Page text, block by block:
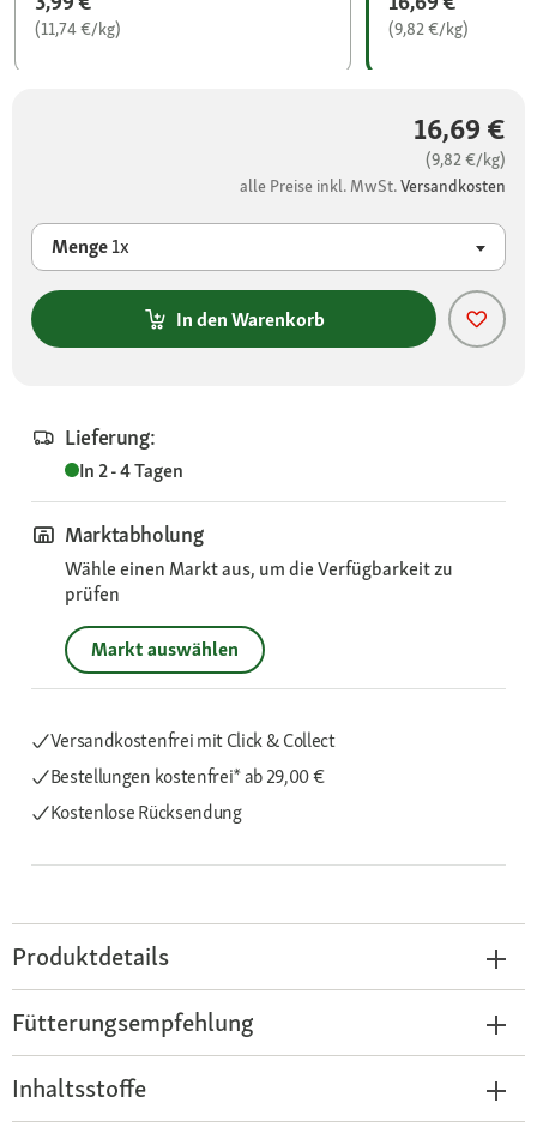
(11,74 €/kg) (9,82 €/kg)
16,69 €
(9,82 €/kg)
alle Preise inkl. MwSt.Versandkosten
Menge1x
In den Warenkorb
Lieferung:
In 2 - 4 Tagen
Marktabholung
Wähle einen Markt aus, um die Verfügbarkeit zu
prüfen
Markt auswählen
Versandkostenfrei mit Click & Collect
Bestellungen kostenfrei*ab 29,00 €
Kostenlose Rücksendung
Produktdetails
Fütterungsempfehlung
Inhaltsstoffe